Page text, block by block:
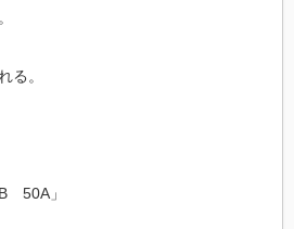
る。
50A」